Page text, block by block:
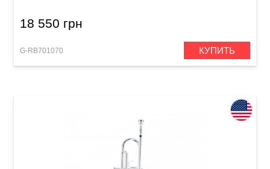
18 550 грн
G-RB701070 КУПИТЬ